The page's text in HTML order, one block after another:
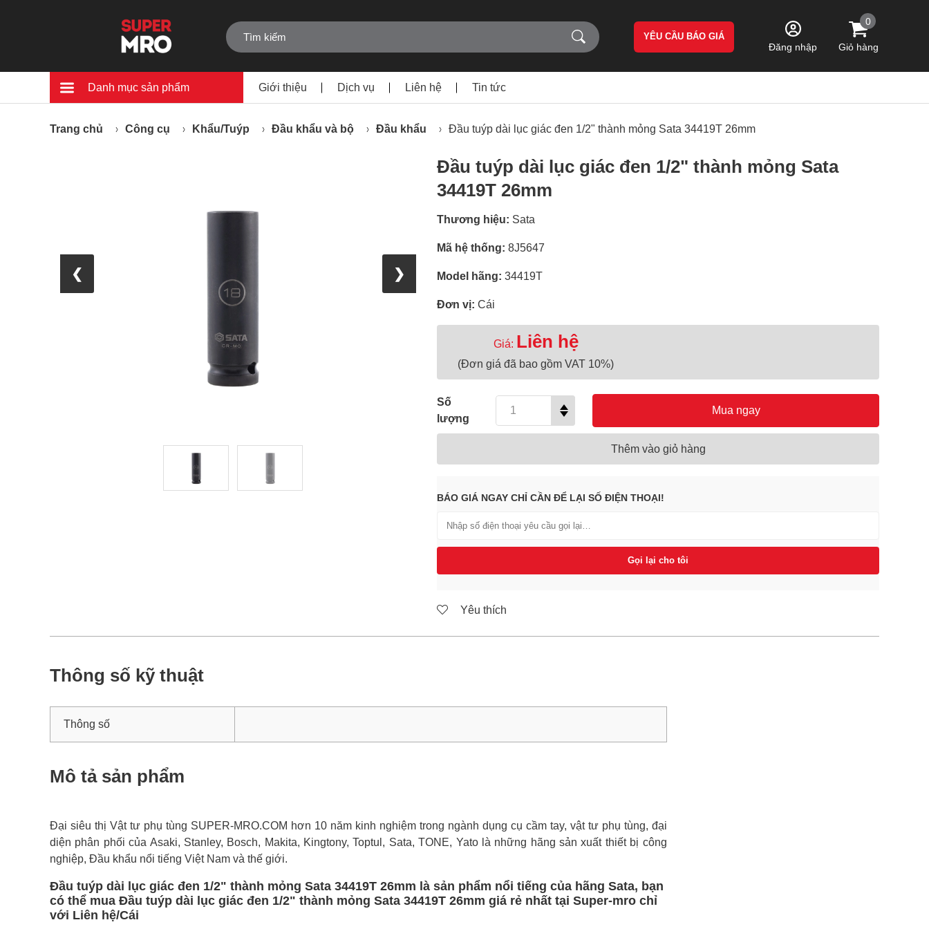
YÊU CẦU BÁO GIÁ
Đăng nhập
0
Giỏ hàng
Danh mục sản phẩm Giới thiệu Dịch vụ Liên hệ Tin tức
Trang chủ Công cụ Khẩu/Tuýp Đầu khẩu và bộ Đầu khẩu Đầu tuýp dài lục giác đen 1/2" thành mỏng Sata 34419T 26mm
❮ ❯
Đầu tuýp dài lục giác đen 1/2" thành mỏng Sata
34419T 26mm
Thương hiệu: Sata
Mã hệ thống: 8J5647
Model hãng: 34419T
Đơn vị: Cái
Giá: Liên hệ
(Đơn giá đã bao gồm VAT 10%)
Số
lượng
Mua ngay
Thêm vào giỏ hàng
BÁO GIÁ NGAY CHỈ CẦN ĐỂ LẠI SỐ ĐIỆN THOẠI!
Gọi lại cho tôi
Yêu thích
Thông số kỹ thuật
Thông số
Mô tả sản phẩm
Đại siêu thị Vật tư phụ tùng SUPER-MRO.COM hơn 10 năm kinh nghiệm trong ngành dụng cụ cầm tay, vật tư phụ tùng, đại
diện phân phối của Asaki, Stanley, Bosch, Makita, Kingtony, Toptul, Sata, TONE, Yato là những hãng sản xuất thiết bị công
nghiệp, Đầu khẩu nổi tiếng Việt Nam và thế giới.
Đầu tuýp dài lục giác đen 1/2" thành mỏng Sata 34419T 26mm là sản phẩm nổi tiếng của hãng Sata, bạn
có thể mua Đầu tuýp dài lục giác đen 1/2" thành mỏng Sata 34419T 26mm giá rẻ nhất tại Super-mro chỉ
với Liên hệ/Cái